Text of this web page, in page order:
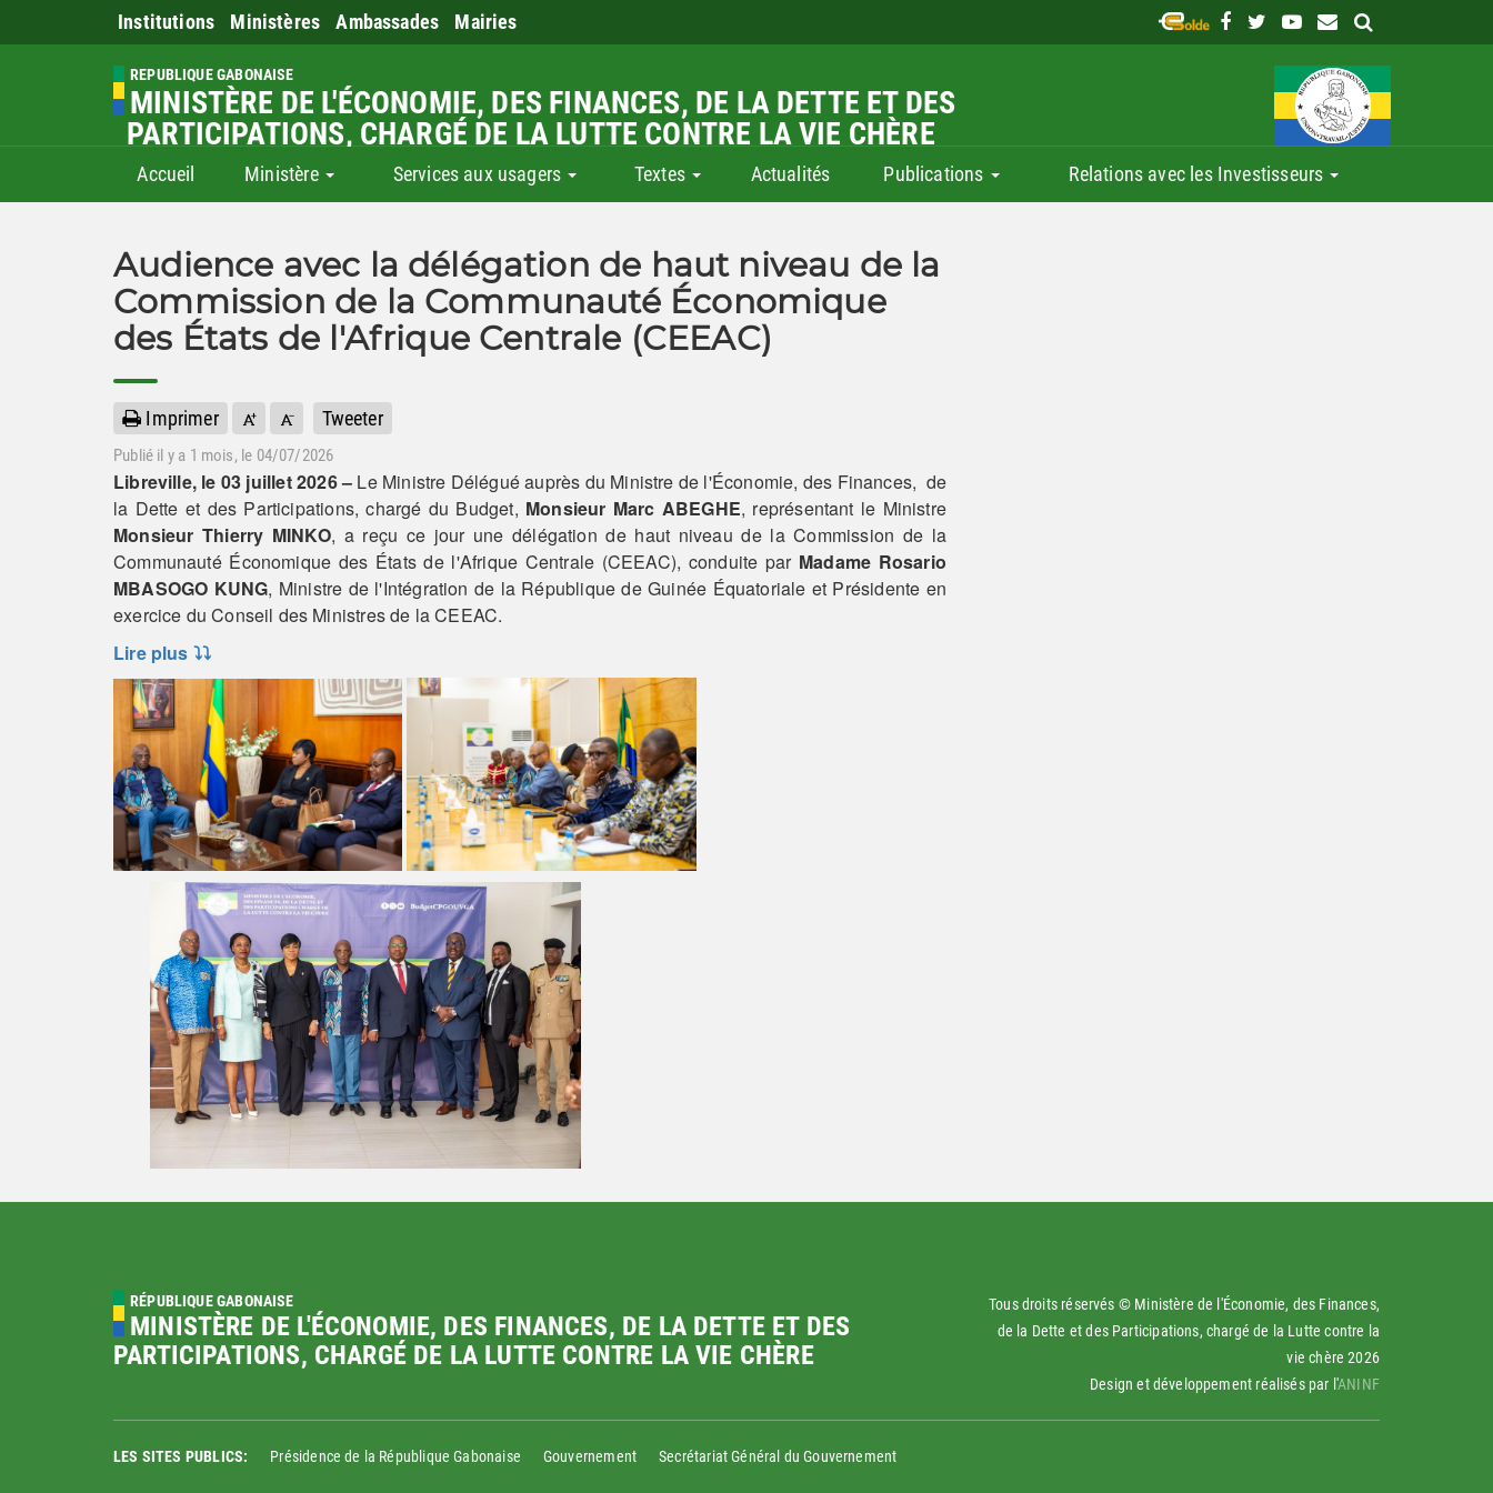
Institutions Ministères Ambassades Mairies
REPUBLIQUE GABONAISE
MINISTÈRE DE L'ÉCONOMIE, DES FINANCES, DE LA DETTE ET DES
PARTICIPATIONS, CHARGÉ DE LA LUTTE CONTRE LA VIE CHÈRE
Accueil Ministère Services aux usagers Textes Actualités Publications Relations avec les Investisseurs
Audience avec la délégation de haut niveau de la
Commission de la Communauté Économique
des États de l'Afrique Centrale (CEEAC)
Imprimer Tweeter
Publié il y a 1 mois, le 04/07/2026
Libreville, le 03 juillet 2026 – Le Ministre Délégué auprès du Ministre de l'Économie, des Finances, de
la Dette et des Participations, chargé du Budget, Monsieur Marc ABEGHE, représentant le Ministre
Monsieur Thierry MINKO, a reçu ce jour une délégation de haut niveau de la Commission de la
Communauté Économique des États de l'Afrique Centrale (CEEAC), conduite par Madame Rosario
MBASOGO KUNG, Ministre de l'Intégration de la République de Guinée Équatoriale et Présidente en
exercice du Conseil des Ministres de la CEEAC.
Lire plus ⤵️⤵️
RÉPUBLIQUE GABONAISE
MINISTÈRE DE L'ÉCONOMIE, DES FINANCES, DE LA DETTE ET DES
PARTICIPATIONS, CHARGÉ DE LA LUTTE CONTRE LA VIE CHÈRE
Tous droits réservés © Ministère de l'Économie, des Finances,
de la Dette et des Participations, chargé de la Lutte contre la
vie chère2026
Design et développement réalisés par l'ANINF
LES SITES PUBLICS: Présidence de la République Gabonaise Gouvernement Secrétariat Général du Gouvernement